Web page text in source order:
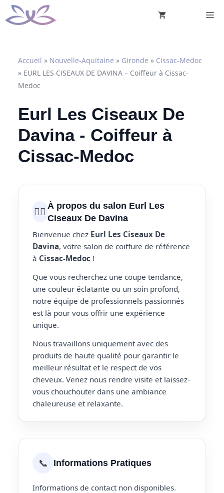
Aller
au
Accueil » Nouvelle-Aquitaine » Gironde » Cissac-Medoc
» EURL LES CISEAUX DE DAVINA – Coiffeur à Cissac-
Medoc
Eurl Les Ciseaux De
Davina - Coiffeur à
Cissac-Medoc
💇‍♀️ À propos du salon Eurl Les
Ciseaux De Davina
Bienvenue chez Eurl Les Ciseaux De
Davina, votre salon de coiffure de référence
à Cissac-Medoc !
Que vous recherchez une coupe tendance,
une couleur éclatante ou un soin profond,
notre équipe de professionnels passionnés
est là pour vous offrir une expérience
unique.
Nous travaillons uniquement avec des
produits de haute qualité pour garantir le
meilleur résultat et le respect de vos
cheveux. Venez nous rendre visite et laissez-
vous chouchouter dans une ambiance
chaleureuse et relaxante.
📞 Informations Pratiques
Informations de contact non disponibles.